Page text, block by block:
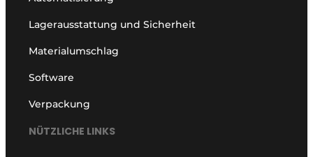
Lagerausstattung und Sicherheit
Materialumschlag
Software
Verpackung
NÜTZLICHE LINKS